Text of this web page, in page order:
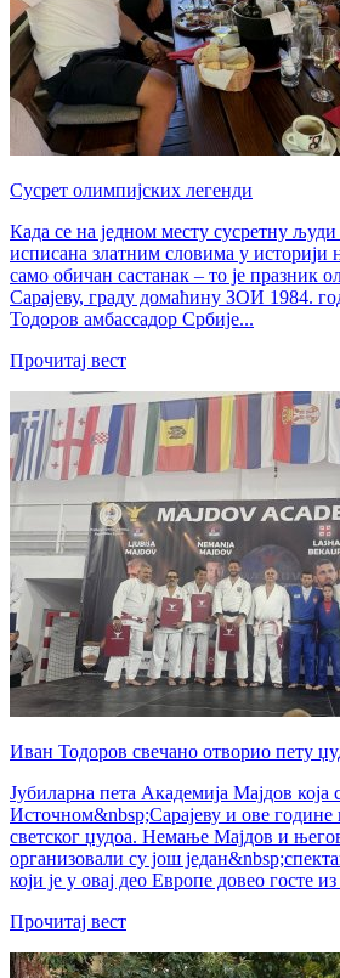
Сусрет олимпијских легенди
Када се на једном месту сусретну људи
исписана златним словима у историји
само обичан састанак – то је празник
Сарајеву, граду домаћину ЗОИ 1984.
Тодоров амбассадор Србије...
Прочитај вест
Иван Тодоров свечано отворио пету
Јубиларна пета Академија Мајдов која
Источном&nbsp;Сарајеву и ове године
светског џудоа. Немање Мајдов и
организовали су још
који је у овај део Европе довео госте
Прочитај вест